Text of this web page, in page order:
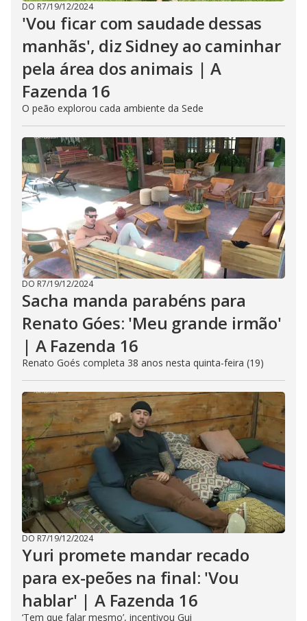
DO R7/19/12/2024
'Vou ficar com saudade dessas
manhãs', diz Sidney ao caminhar
pela área dos animais | A
Fazenda 16
O peão explorou cada ambiente da Sede
DO R7/19/12/2024
Sacha manda parabéns para
Renato Góes: 'Meu grande irmão'
| A Fazenda 16
Renato Goés completa 38 anos nesta quinta-feira (19)
DO R7/19/12/2024
Yuri promete mandar recado
para ex-peões na final: 'Vou
hablar' | A Fazenda 16
‘Tem que falar mesmo’, incentivou Gui